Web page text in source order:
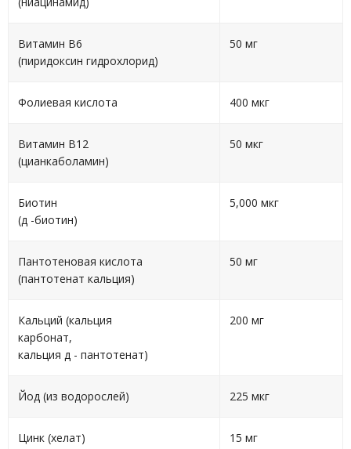
Витамин В6
(пиридоксин гидрохлорид)
50 мг
Фолиевая кислота 400 мкг
Витамин В12
(цианкаболамин)
50 мкг
Биотин
(д -биотин)
5,000 мкг
Пантотеновая кислота
(пантотенат кальция)
50 мг
Кальций (кальция
карбонат,
кальция д - пантотенат)
200 мг
Йод (из водорослей) 225 мкг
Цинк (хелат) 15 мг